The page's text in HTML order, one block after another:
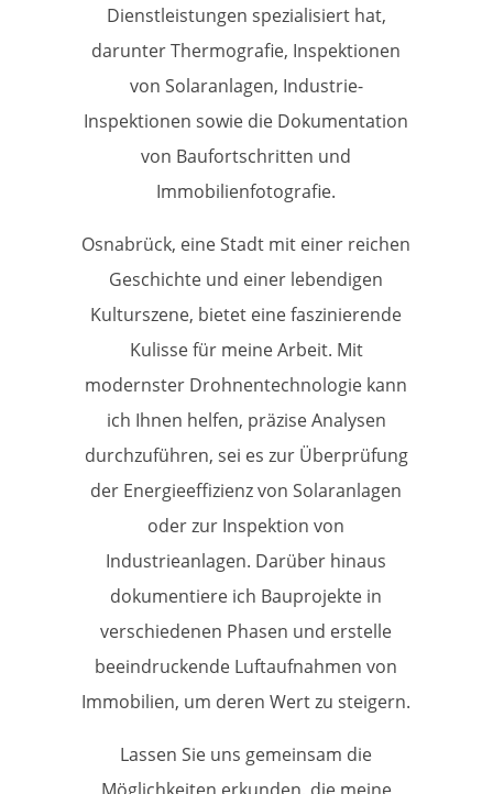
Dienstleistungen spezialisiert hat,
darunter Thermografie, Inspektionen
von Solaranlagen, Industrie-
Inspektionen sowie die Dokumentation
von Baufortschritten und
Immobilienfotografie.
Osnabrück, eine Stadt mit einer reichen
Geschichte und einer lebendigen
Kulturszene, bietet eine faszinierende
Kulisse für meine Arbeit. Mit
modernster Drohnentechnologie kann
ich Ihnen helfen, präzise Analysen
durchzuführen, sei es zur Überprüfung
der Energieeffizienz von Solaranlagen
oder zur Inspektion von
Industrieanlagen. Darüber hinaus
dokumentiere ich Bauprojekte in
verschiedenen Phasen und erstelle
beeindruckende Luftaufnahmen von
Immobilien, um deren Wert zu steigern.
Lassen Sie uns gemeinsam die